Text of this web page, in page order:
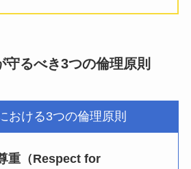
守るべき3つの倫理原則
おける3つの倫理原則
重（Respect for